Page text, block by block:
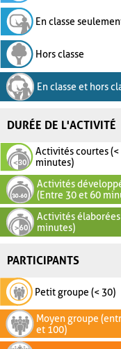
En classe
Hors classe
En classe et hors
DURÉE DE L'ACTIVITÉ
Activités courtes (<
minutes)
Activités
(Entre 30 et 60
Activités élaborées
minutes)
PARTICIPANTS
Petit groupe (< 30)
Moyen groupe
et 100)